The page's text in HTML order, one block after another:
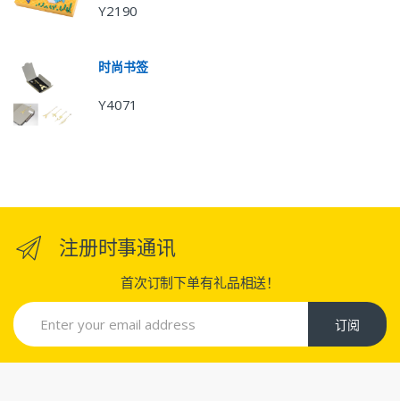
Y2190
时尚书签
Y4071
注册时事通讯
首次订制下单有礼品相送！
订阅